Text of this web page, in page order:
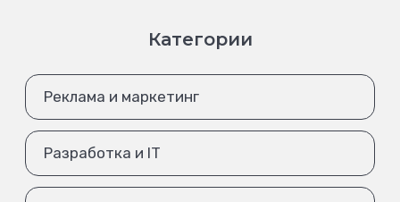
Категории
Реклама и маркетинг
Разработка и IT